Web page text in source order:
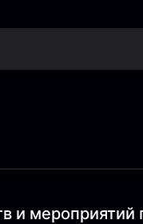
и